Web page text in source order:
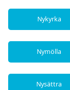
Nykyrka
Nymölla
Nysättra